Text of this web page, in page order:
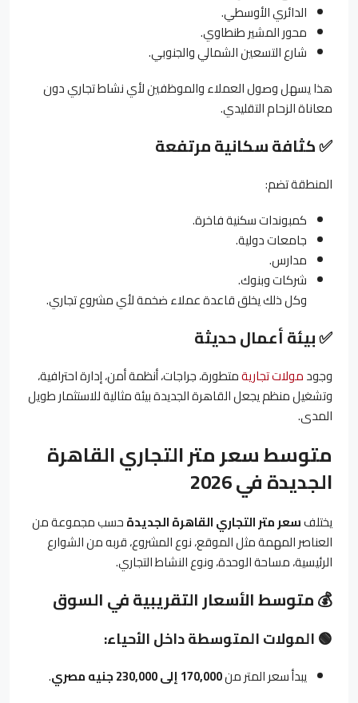
الدائري الأوسطي.
محور المشير طنطاوي.
شارع التسعين الشمالي والجنوبي.
هذا يسهل وصول العملاء والموظفين لأي نشاط تجاري دون
معاناة الزحام التقليدي.
✅كثافة سكانية مرتفعة
المنطقة تضم:
كمبوندات سكنية فاخرة.
جامعات دولية.
مدارس.
شركات وبنوك.
وكل ذلك يخلق قاعدة عملاء ضخمة لأي مشروع تجاري.
✅بيئة أعمال حديثة
وجودمولات تجاريةمتطورة، جراجات، أنظمة أمن، إدارة احترافية،
وتشغيل منظم يجعل القاهرة الجديدة بيئة مثالية للاستثمار طويل
المدى.
متوسط سعر متر التجاري القاهرة
الجديدة في 2026
يختلفسعر متر التجاري القاهرة الجديدةحسب مجموعة من
العناصر المهمة مثل الموقع، نوع المشروع، قربه من الشوارع
الرئيسية، مساحة الوحدة، ونوع النشاط التجاري.
💰متوسط الأسعار التقريبية في السوق
🟢المولات المتوسطة داخل الأحياء:
يبدأ سعر المتر من170,000إلى 230,000 جنيه مصري .